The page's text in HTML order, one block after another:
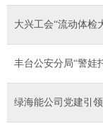
大兴工会“流动体检
丰台公安分局“警娃
绿海能公司党建引